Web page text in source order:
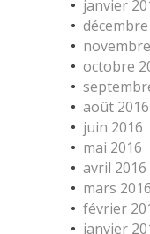
janvier
octobre
août 2016
juin 2016
mai 2016
avril 2016
mars 2016
février
janvier